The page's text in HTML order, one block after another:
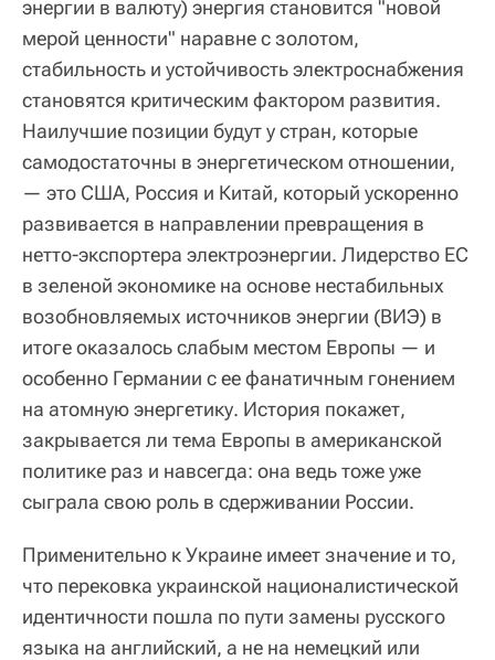
энергии в валюту) энергия становится "новой
мерой ценности" наравне с золотом,
стабильность и устойчивость электроснабжения
становятся критическим фактором развития.
Наилучшие позиции будут у стран, которые
самодостаточны в энергетическом отношении,
— это США, Россия и Китай, который ускоренно
развивается в направлении превращения в
нетто-экспортера электроэнергии. Лидерство ЕС
в зеленой экономике на основе нестабильных
возобновляемых источников энергии (ВИЭ) в
итоге оказалось слабым местом Европы — и
особенно Германии с ее фанатичным гонением
на атомную энергетику. История покажет,
закрывается ли тема Европы в американской
политике раз и навсегда: она ведь тоже уже
сыграла свою роль в сдерживании России.
Применительно к Украине имеет значение и то,
что перековка украинской националистической
идентичности пошла по пути замены русского
языка на английский, а не на немецкий или